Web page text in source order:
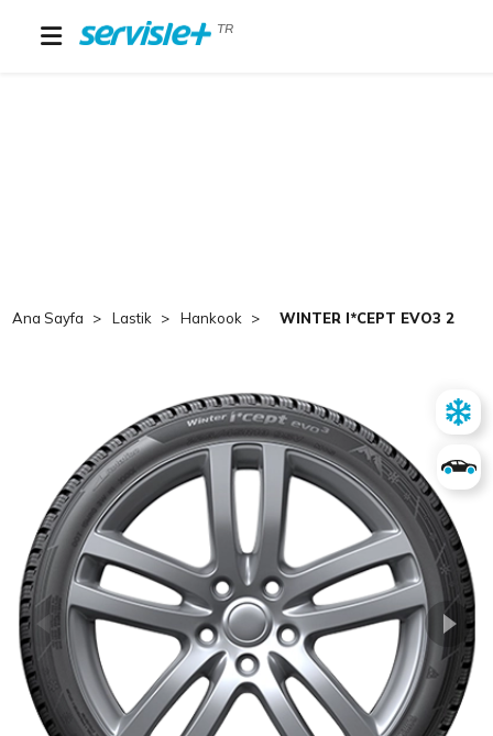
TR
Ana Sayfa Lastik Hankook WINTER I*CEPT EVO3 275